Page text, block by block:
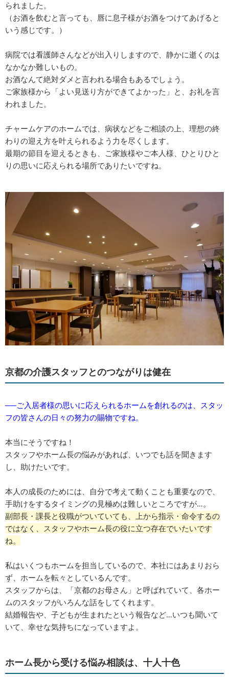
られました。
（お酒を飲むと言っても、唇に息子様がお酒をつけてあげると
いう感じです。）
病院では看護師さんなどが出入りしますので、静かに逝くのは
なかなか難しいもの。
お酒なんて絶対ダメと言われる場合もあるでしょう。
ご家族様から「よい見送り方ができてよかった」と、お礼を言
われました。
チャームケアのホームでは、病状などをご相談の上、理想の終
わりの迎え方を叶えられるよう力を尽くします。
最期の節目を迎えるときも、ご家族様やご本人様、ひとりひと
りの思いに応えられる場所でありたいですね。
京都の介護スタッフとのつながりは健在
──ご入居者様の思いに応えられるホームを創れるのは、スタッ
フの皆さんの日々の努力の賜物ですね。
本当にそうですね！
スタッフやホーム長の悩みがあれば、いつでも話を聞きます
し、助けたいです。
本人の成長のためには、自分で考えて動くことも重要なので、
手助けをするタイミングの見極めは難しいところですが…。
副部長・課長と役職がついていても、上から指示・命令するの
ではなく、スタッフやホーム長の役に立つ存在でいたいです
ね。
私はいくつもホームを担当しているので、本社にはあまりおら
ず、ホームを転々としているんです。
スタッフからは、「京都のお母さん」と呼ばれていて、各ホー
ムのスタッフがいろんな話をしてくれます。
結婚報告や、子どもが生まれたという報告など…いつも聞いて
いて、幸せな気持ちになっていますよ。
ホーム長から受ける悩み相談は、十人十色